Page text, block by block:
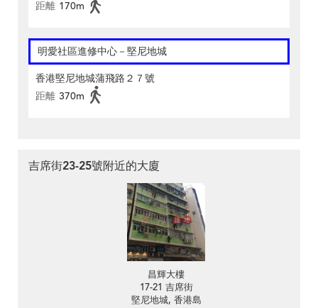
距離 170m
明愛社區進修中心－堅尼地城
香港堅尼地城蒲飛路２７號
距離 370m
吉席街23-25號附近的大廈
昌輝大樓
17-21 吉席街
堅尼地城, 香港島